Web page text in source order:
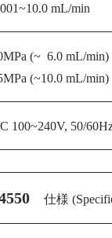
mL/min
(~ 6.0 mL/min)
(~10.0 mL/min)
100~240V, 50/
仕様